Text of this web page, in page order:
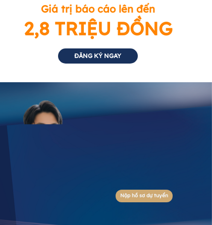
ĐĂNG KÝ NGAY
Giá trị báo cáo lên đến
2,8 TRIỆU ĐỒNG
Nộp hồ sơ dự tuyển